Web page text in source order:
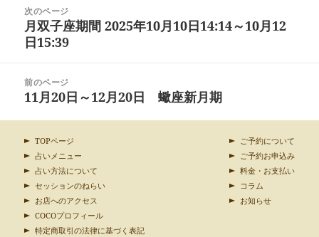
ー
次のページ
前
の
投
月双子座期間 2025年10月10日14:14～10月12
日15:39
前のページ
次
投
稿:
11月20日～12月20日 蠍座新月期
TOPページ
占いメニュー
占い方法について
セッションのねらい
お店へのアクセス
COCOプロフィール
ご予約について
ご予約お申込み
料金・お支払い
コラム
お知らせ
特定商取引の法律に基づく表記